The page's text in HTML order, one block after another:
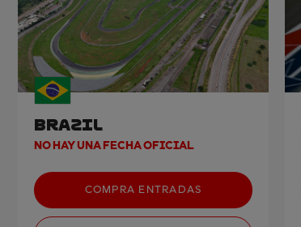
BRAZIL
NO HAY UNA FECHA OFICIAL
COMPRA ENTRADAS